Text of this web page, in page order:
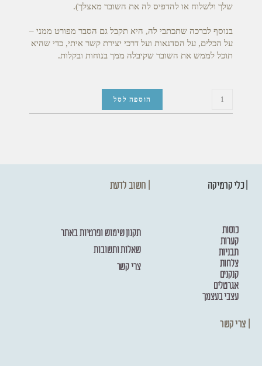
שלך ולשלוח או להדפיס לה את השובר מאצלך).
בנוסף לברכה שתכתבי לה, היא תקבל גם הסבר מפורט ממני –
על הכלים, על הסדנאות ועל דרכי יצירת קשר איתי, כדי שהיא
תוכל לממש את השובר שקיבלה ממך בנוחות ובקלות.
הוספה לסל
| כלי קרמיקה
כוסות
קערות
תבניות
צלחות
קנקנים
אגרטלים
עצבי בעצמך
| חשוב לדעת
תקנון שימוש ופרטיות באתר
שאלות ותשובות
צרי קשר
| צרי קשר